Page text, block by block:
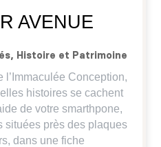
AVENUE
, Histoire et Patrimoine
l’Immaculée Conception,
histoires se cachent
de votre smarthpone,
situées près des plaques
dans une fiche